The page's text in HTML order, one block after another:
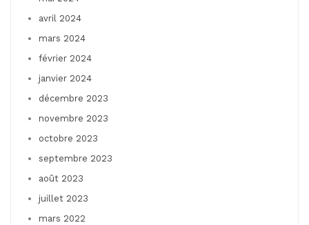
avril 2024
mars 2024
février 2024
janvier 2024
décembre 2023
novembre 2023
octobre 2023
septembre 2023
août 2023
juillet 2023
mars 2022